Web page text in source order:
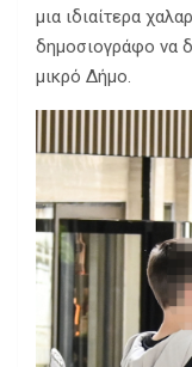
μια ιδιαίτερα
δημοσιογράφο να
μικρό Δήμο.